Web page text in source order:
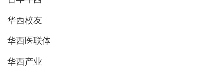
华西校友
华西医联体
华西产业